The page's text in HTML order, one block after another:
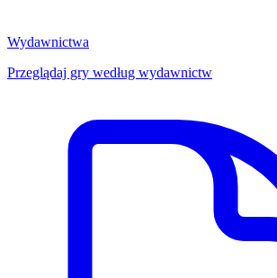
Wydawnictwa
Przeglądaj gry według wydawnictw